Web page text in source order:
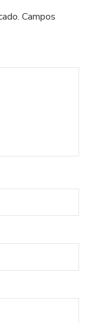
Campos